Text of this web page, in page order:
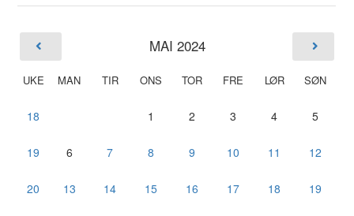
MAI 2024
UKE MAN TIR ONS TOR FRE LØR SØN
18 1 2 3 4 5
19 6 7 8 9 10 11 12
20 13 14 15 16 17 18 19